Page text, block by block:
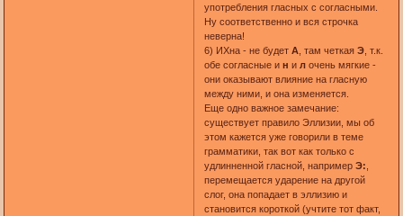
употребления гласных с согласными.
Ну соответственно и вся строчка
неверна!
6) ИХна - не будет А , там четкая Э, т.к.
обе согласные и н и лочень мягкие -
они оказывают влияние на гласную
между ними, и она изменяется.
Еще одно важное замечание:
существует правило Эллизии, мы об
этом кажется уже говорили в теме
грамматики, так вот как только с
удлинненной гласной, например Э:
перемещается ударение на другой
слог, она попадает в эллизию и
становится короткой (учтите тот факт,